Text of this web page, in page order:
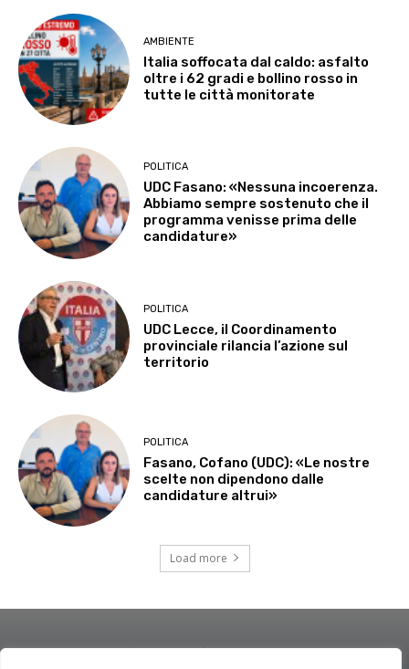
AMBIENTE
Italia soffocata dal caldo: asfalto
oltre i 62 gradi e bollino rosso in
tutte le città monitorate
POLITICA
UDC Fasano: «Nessuna incoerenza.
Abbiamo sempre sostenuto che il
programma venisse prima delle
candidature»
POLITICA
UDC Lecce, il Coordinamento
provinciale rilancia l’azione sul
territorio
POLITICA
Fasano, Cofano (UDC): «Le nostre
scelte non dipendono dalle
candidature altrui»
Load more